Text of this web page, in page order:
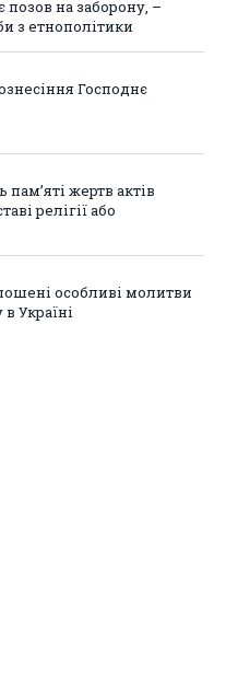
позов на заборону, –
з етнополітики
Господнє
жертв актів
релігії або
особливі молитви
Україні